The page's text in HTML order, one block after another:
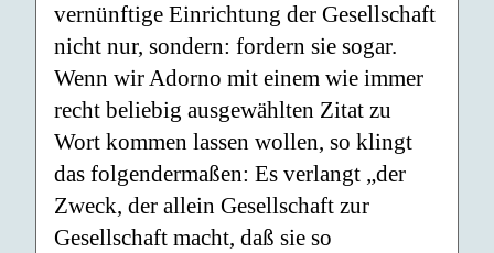
vernünftige Einrichtung der Gesellschaft
nicht nur, sondern: fordern sie sogar.
Wenn wir Adorno mit einem wie immer
recht beliebig ausgewählten Zitat zu
Wort kommen lassen wollen, so klingt
das folgendermaßen: Es verlangt „der
Zweck, der allein Gesellschaft zur
Gesellschaft macht, daß sie so